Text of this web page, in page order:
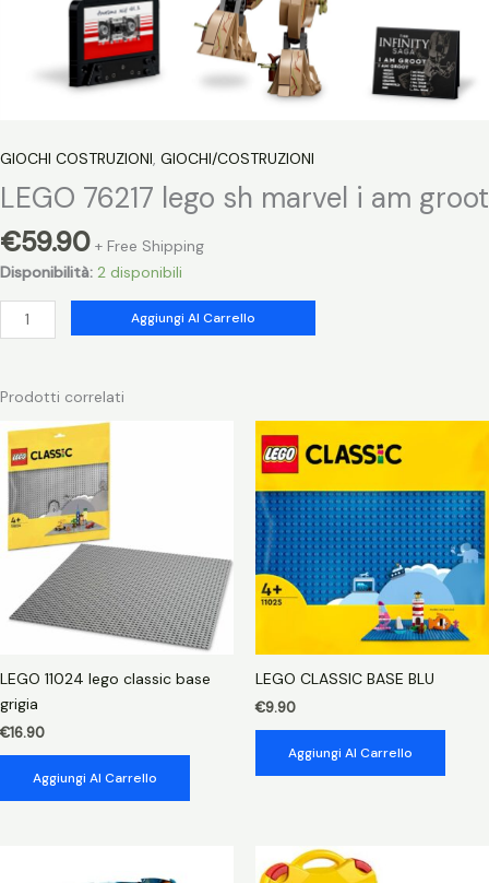
GIOCHI COSTRUZIONI, GIOCHI/COSTRUZIONI
LEGO 76217 lego sh marvel i am groot
€59.90 + Free Shipping
Disponibilità: 2 disponibili
LEGO
76217
sh
am
groot
quantità
Aggiungi Al Carrello
Prodotti correlati
LEGO 11024 lego classic base
grigia
€16.90
Aggiungi Al Carrello
LEGO CLASSIC BASE BLU
€9.90
Aggiungi Al Carrello